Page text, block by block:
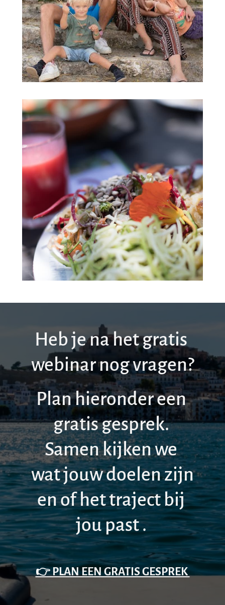
Heb je na het gratis
webinar nog vragen?
Plan hieronder een
gratis gesprek.
Samen kijken we
wat jouw doelen zijn
en of het traject bij
jou past .
👉 PLAN EEN GRATIS GESPREK